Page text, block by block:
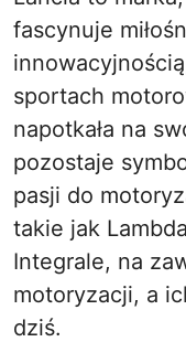
fascynuje
sportach
napotkała na
pozostaje
pasji do
takie jak
Integrale, na
motoryzacji, a
dziś.